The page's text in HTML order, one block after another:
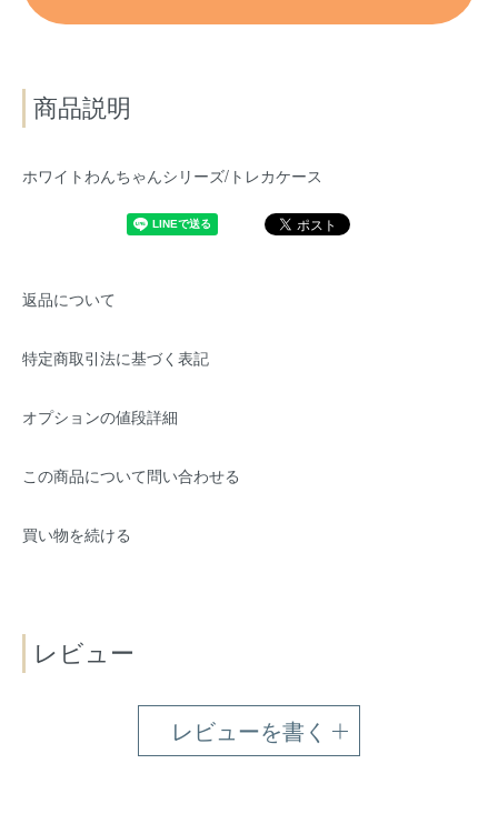
商品説明
ホワイトわんちゃんシリーズ/トレカケース
返品について
特定商取引法に基づく表記
オプションの値段詳細
この商品について問い合わせる
買い物を続ける
レビュー
レビューを書く